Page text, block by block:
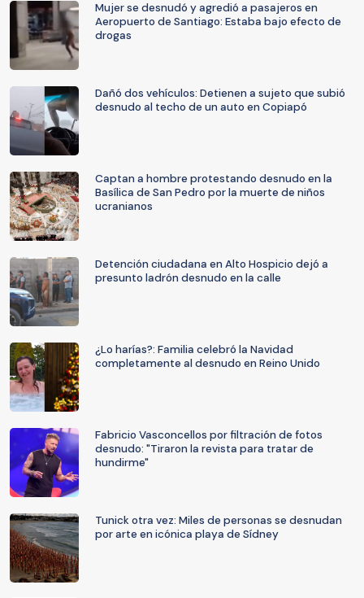
Mujer se desnudó y agredió a pasajeros en
Aeropuerto de Santiago: Estaba bajo efecto de
drogas
Dañó dos vehículos: Detienen a sujeto que subió
desnudo al techo de un auto en Copiapó
Captan a hombre protestando desnudo en la
Basílica de San Pedro por la muerte de niños
ucranianos
Detención ciudadana en Alto Hospicio dejó a
presunto ladrón desnudo en la calle
¿Lo harías?: Familia celebró la Navidad
completamente al desnudo en Reino Unido
Fabricio Vasconcellos por filtración de fotos
desnudo: "Tiraron la revista para tratar de
hundirme"
Tunick otra vez: Miles de personas se desnudan
por arte en icónica playa de Sídney